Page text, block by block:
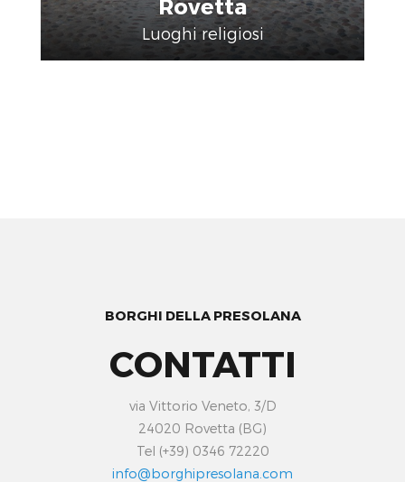
Rovetta
Luoghi religiosi
BORGHI DELLA PRESOLANA
CONTATTI
via Vittorio Veneto, 3/D
24020 Rovetta (BG)
Tel (+39) 0346 72220
info@borghipresolana.com